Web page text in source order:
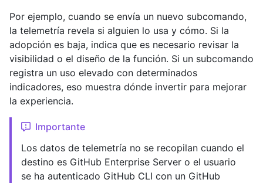
Por ejemplo, cuando se envía un nuevo subcomando,
la telemetría revela si alguien lo usa y cómo. Si la
adopción es baja, indica que es necesario revisar la
visibilidad o el diseño de la función. Si un subcomando
registra un uso elevado con determinados
indicadores, eso muestra dónde invertir para mejorar
la experiencia.
Importante
Los datos de telemetría no se recopilan cuando el
destino es GitHub Enterprise Server o el usuario
se ha autenticado GitHub CLI con un GitHub